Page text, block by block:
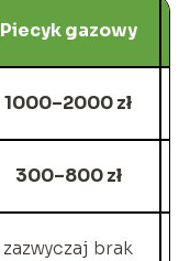
Piecyk gazowy
1000–2000 zł
300–800 zł
zazwyczaj brak